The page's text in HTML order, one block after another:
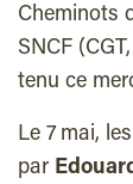
Cheminots
SNCF
tenu ce
Le 7 mai,
par